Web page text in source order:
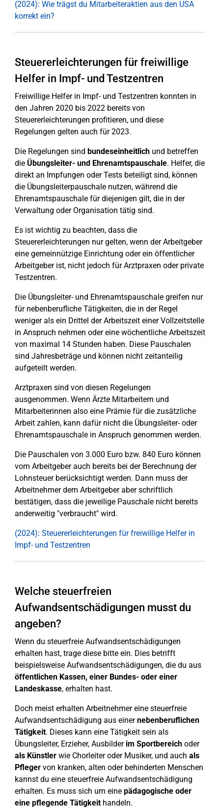
(2024): Wie trägst du Mitarbeiteraktien aus den USA
korrekt ein?
Steuererleichterungen für freiwillige
Helfer in Impf- und Testzentren
Freiwillige Helfer in Impf- und Testzentren konnten in
den Jahren 2020 bis 2022 bereits von
Steuererleichterungen profitieren, und diese
Regelungen gelten auch für 2023.
Die Regelungen sind bundeseinheitlich und betreffen
die Übungsleiter- und Ehrenamtspauschale. Helfer, die
direkt an Impfungen oder Tests beteiligt sind, können
die Übungsleiterpauschale nutzen, während die
Ehrenamtspauschale für diejenigen gilt, die in der
Verwaltung oder Organisation tätig sind.
Es ist wichtig zu beachten, dass die
Steuererleichterungen nur gelten, wenn der Arbeitgeber
eine gemeinnützige Einrichtung oder ein öffentlicher
Arbeitgeber ist, nicht jedoch für Arztpraxen oder private
Testzentren.
Die Übungsleiter- und Ehrenamtspauschale greifen nur
für nebenberufliche Tätigkeiten, die in der Regel
weniger als ein Drittel der Arbeitszeit einer Vollzeitstelle
in Anspruch nehmen oder eine wöchentliche Arbeitszeit
von maximal 14 Stunden haben. Diese Pauschalen
sind Jahresbeträge und können nicht zeitanteilig
aufgeteilt werden.
Arztpraxen sind von diesen Regelungen
ausgenommen. Wenn Ärzte Mitarbeitern und
Mitarbeiterinnen also eine Prämie für die zusätzliche
Arbeit zahlen, kann dafür nicht die Übungsleiter- oder
Ehrenamtspauschale in Anspruch genommen werden.
Die Pauschalen von 3.000 Euro bzw. 840 Euro können
vom Arbeitgeber auch bereits bei der Berechnung der
Lohnsteuer berücksichtigt werden. Dann muss der
Arbeitnehmer dem Arbeitgeber aber schriftlich
bestätigen, dass die jeweilige Pauschale nicht bereits
anderweitig "verbraucht" wird.
(2024): Steuererleichterungen für freiwillige Helfer in
Impf- und Testzentren
Welche steuerfreien
Aufwandsentschädigungen musst du
angeben?
Wenn du steuerfreie Aufwandsentschädigungen
erhalten hast, trage diese bitte ein. Dies betrifft
beispielsweise Aufwandsentschädigungen, die du aus
öffentlichen Kassen, einer Bundes- oder einer
Landeskasse, erhalten hast.
Doch meist erhalten Arbeitnehmer eine steuerfreie
Aufwandsentschädigung aus einernebenberuflichen
Tätigkeit. Dieses kann eine Tätigkeit sein als
Übungsleiter, Erzieher, Ausbilder im Sportbereich oder
als Künstler wie Chorleiter oder Musiker, und auch als
Pfleger von kranken, alten oder behinderten Menschen
kannst du eine steuerfreie Aufwandsentschädigung
erhalten. Es muss sich um eine pädagogische oder
eine pflegende Tätigkeithandeln.